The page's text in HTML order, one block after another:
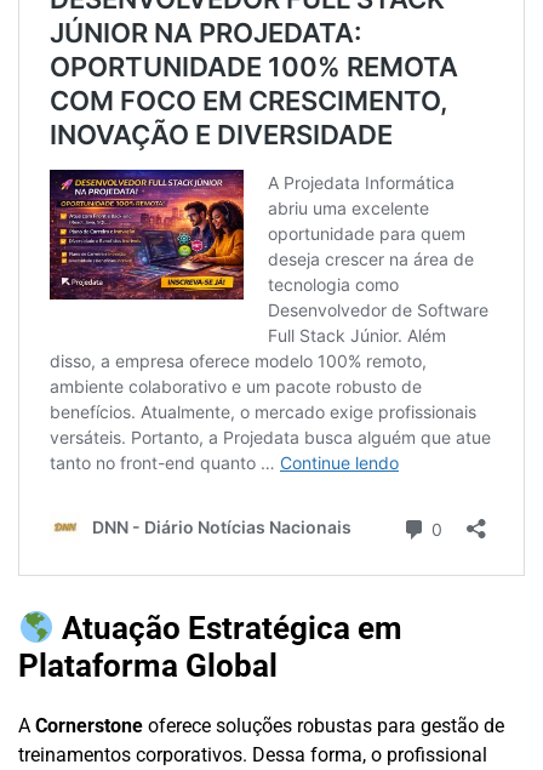
Atuação Estratégica em
Plataforma Global
A Cornerstone oferece soluções robustas para gestão de
treinamentos corporativos. Dessa forma, o profissional